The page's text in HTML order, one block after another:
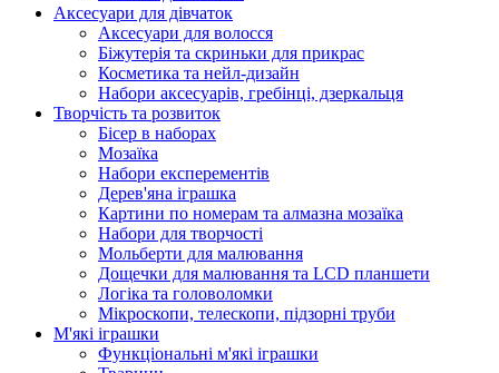
Аксесуари для дівчаток
Аксесуари для волосся
Біжутерія та скриньки для прикрас
Косметика та нейл-дизайн
Набори аксесуарів, гребінці, дзеркальця
Творчість та розвиток
Бісер в наборах
Мозаїка
Набори експерементів
Дерев'яна іграшка
Картини по номерам та алмазна мозаїка
Набори для творчості
Мольберти для малювання
Дощечки для малювання та LCD планшети
Логіка та головоломки
Мікроскопи, телескопи, підзорні труби
М'які іграшки
Функціональні м'які іграшки